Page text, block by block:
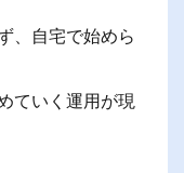
、自宅で始めら
ていく運用が現